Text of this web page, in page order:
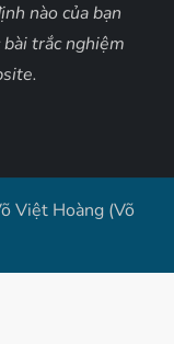
nào của bạn
trắc nghiệm
Việt Hoàng (Võ